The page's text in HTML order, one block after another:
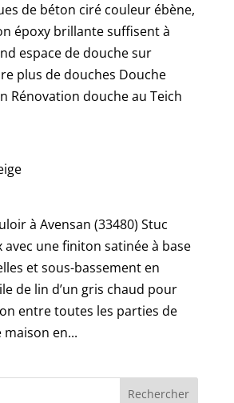
de béton ciré couleur ébène,
époxy brillante suffisent à
espace de douche sur
plus de douches Douche
Rénovation douche au Teich
à Avensan (33480) Stuc
avec une finiton satinée à base
et sous-bassement en
de lin d’un gris chaud pour
entre toutes les parties de
en...